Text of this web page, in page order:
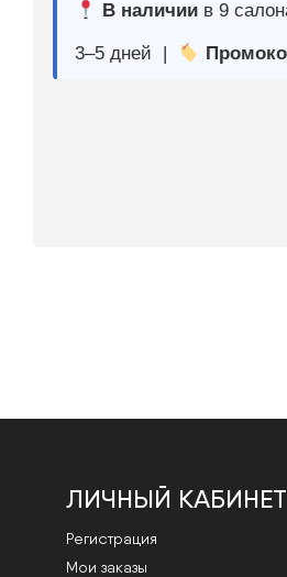
ЛИЧНЫЙ КАБИНЕТ
Регистрация
Мои заказы